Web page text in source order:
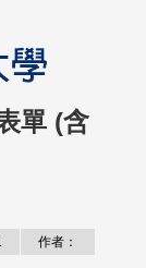
單 (含
作者：